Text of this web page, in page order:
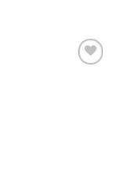
Mulighederne